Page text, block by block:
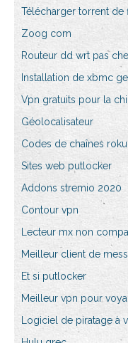
Télécharger torrent de
Zoog com
Routeur dd wrt pas
Installation de xbmc
Vpn gratuits pour la
Géolocalisateur
Codes de chaînes
Sites web putlocker
Addons stremio 2020
Contour vpn
Lecteur mx non
Meilleur client de
Et si putlocker
Meilleur vpn pour
Logiciel de piratage à